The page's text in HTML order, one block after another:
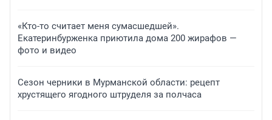
«Кто-то считает меня сумасшедшей».
Екатеринбурженка приютила дома 200 жирафов —
фото и видео
Сезон черники в Мурманской области: рецепт
хрустящего ягодного штруделя за полчаса